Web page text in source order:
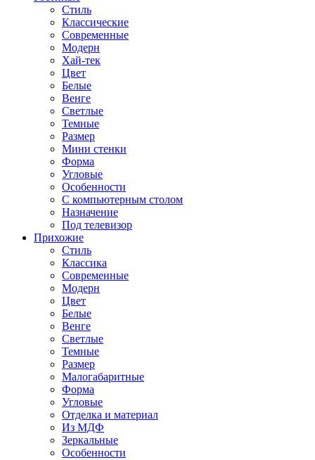
Стиль
Классические
Современные
Модерн
Хай-тек
Цвет
Белые
Венге
Светлые
Темные
Размер
Мини стенки
Форма
Угловые
Особенности
С компьютерным столом
Назначение
Под телевизор
Прихожие
Стиль
Классика
Современные
Модерн
Цвет
Белые
Венге
Светлые
Темные
Размер
Малогабаритные
Форма
Угловые
Отделка и материал
Из МДФ
Зеркальные
Особенности